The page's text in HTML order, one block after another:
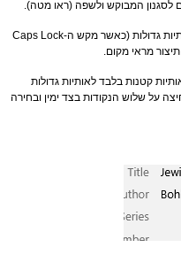
לסגנון המבוקש ולשפה (ראו מטה).
לעומת זאת, מידע שיוזן כולו באותיות גדולות (כאשר מקש ה-Caps Lock
מראי מקום.
קטנות בלבד לאותיות גדולות
על שלוש הנקודות בצד ימין ובחירה